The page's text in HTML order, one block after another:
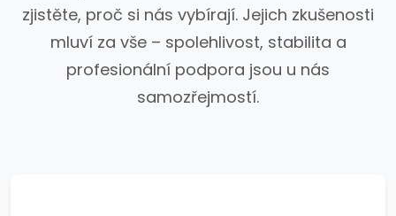
zjistěte, proč si nás vybírají. Jejich zkušenosti
mluví za vše – spolehlivost, stabilita a
profesionální podpora jsou u nás
samozřejmostí.